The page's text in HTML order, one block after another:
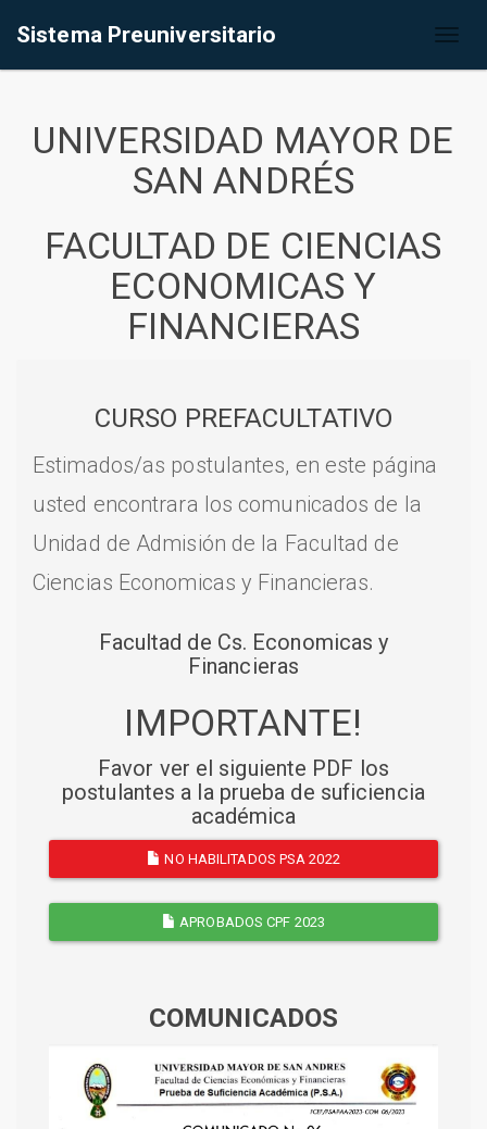
Sistema Preuniversitario
UNIVERSIDAD MAYOR DE
SAN ANDRÉS
FACULTAD DE CIENCIAS
ECONOMICAS Y
FINANCIERAS
CURSO PREFACULTATIVO
Estimados/as postulantes, en este página
usted encontrara los comunicados de la
Unidad de Admisión de la Facultad de
Ciencias Economicas y Financieras.
Facultad de Cs. Economicas y
Financieras
IMPORTANTE!
Favor ver el siguiente PDF los
postulantes a la prueba de suficiencia
académica
NO HABILITADOS PSA 2022
APROBADOS CPF 2023
COMUNICADOS